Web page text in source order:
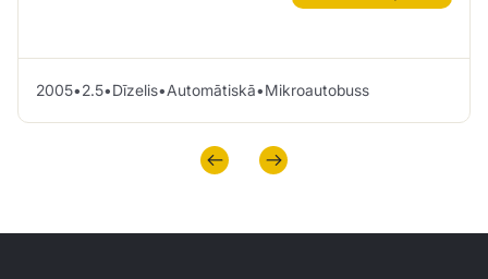
2005•2.5•Dīzelis•Automātiskā•Mikroautobuss